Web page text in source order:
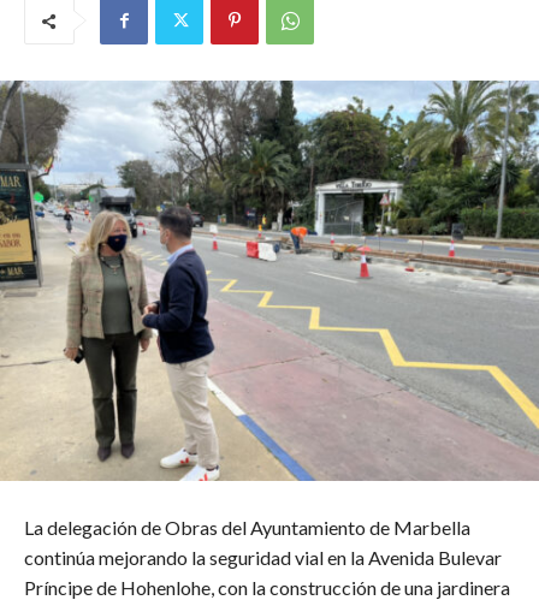
La delegación de Obras del Ayuntamiento de Marbella
continúa mejorando la seguridad vial en la Avenida Bulevar
Príncipe de Hohenlohe, con la construcción de una jardinera